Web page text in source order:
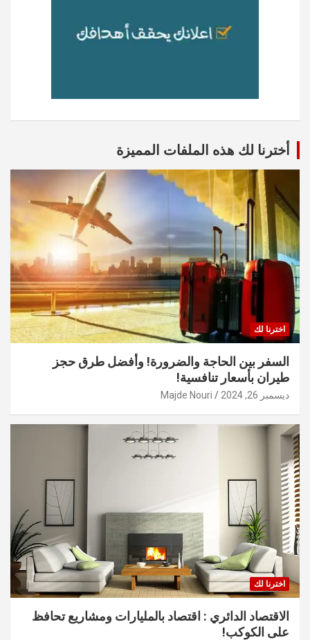
أخترنا لك هذه الملفات المميزة
اخترنا لك
السفر بين الحاجة والضرورة! وأفضل طرق حجز
طيران بأسعار تنافسية!
ديسمبر 26, 2024 Majde Nouri
اخترنا لك
الاقتصاد الدائري : اقتصاد بالمليارات ومشاريع تحافظ
على الكوكب!